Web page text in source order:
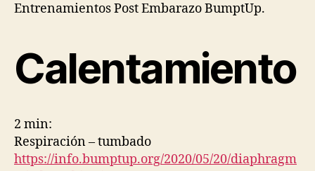
Entrenamientos Post Embarazo BumptUp.
Calentamiento
2 min:
Respiración – tumbado
https://info.bumptup.org/2020/05/20/diaphragm